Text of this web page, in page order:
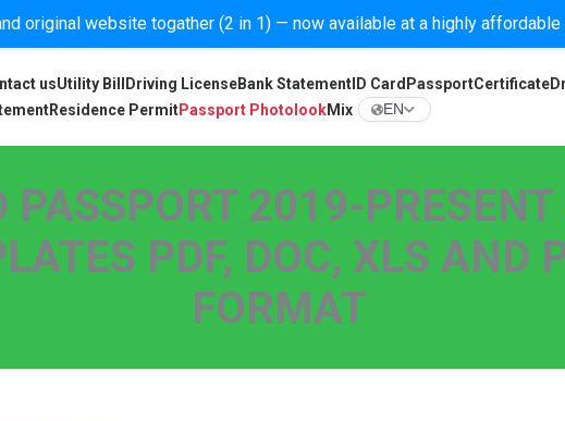
original website togather (2 in 1) — now available at a highly affordable
usUtility Bill Driving LicenseBank Statement ID Card PassportCertificate
Residence PermitPassport PhotolookMix EN
PASSPORT 2019-
PDF, DOC, XLS AND
FORMAT